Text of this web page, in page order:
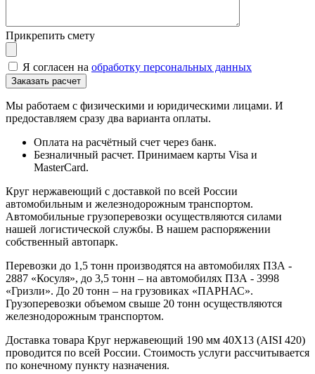
Прикрепить смету
Я согласен на обработку персональных данных
Мы работаем с физическими и юридическими лицами. И
предоставляем сразу два варианта оплаты.
Оплата на расчётный счет через банк.
Безналичный расчет. Принимаем карты Visa и
MasterCard.
Круг нержавеющий с доставкой по всей России
автомобильным и железнодорожным транспортом.
Автомобильные грузоперевозки осуществляются силами
нашей логистической службы. В нашем распоряжении
собственный автопарк.
Перевозки до 1,5 тонн производятся на автомобилях ПЗА -
2887 «Косуля», до 3,5 тонн – на автомобилях ПЗА - 3998
«Гризли». До 20 тонн – на грузовиках «ПАРНАС».
Грузоперевозки объемом свыше 20 тонн осуществляются
железнодорожным транспортом.
Доставка товара Круг нержавеющий 190 мм 40Х13 (AISI 420)
проводится по всей России. Стоимость услуги рассчитывается
по конечному пункту назначения.